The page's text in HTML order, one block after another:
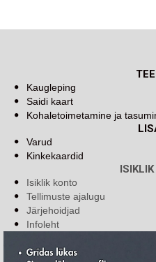
Kaugleping
Saidi kaart
Kohaletoimetamine ja
Varud
Kinkekaardid
Isiklik konto
Tellimuste ajalugu
Järjehoidjad
Infoleht